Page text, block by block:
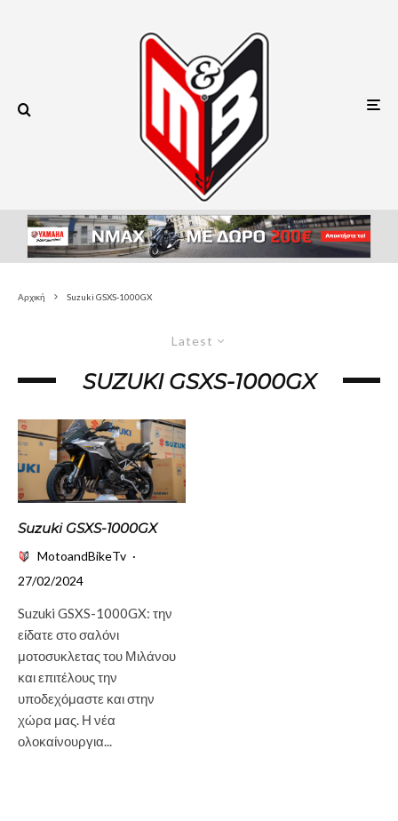
Αρχική Suzuki GSXS-1000GX
Latest
SUZUKI GSXS-1000GX
Suzuki GSXS-1000GX
MotoandBikeTv ·
27/02/2024
Suzuki GSXS-1000GX: την
είδατε στο σαλόνι
μοτοσυκλετας του Μιλάνου
και επιτέλους την
υποδεχόμαστε και στην
χώρα μας. Η νέα
ολοκαίνουργια...